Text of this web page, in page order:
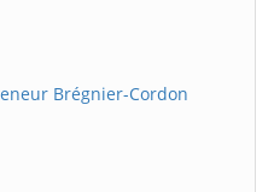
Brégnier-Cordon